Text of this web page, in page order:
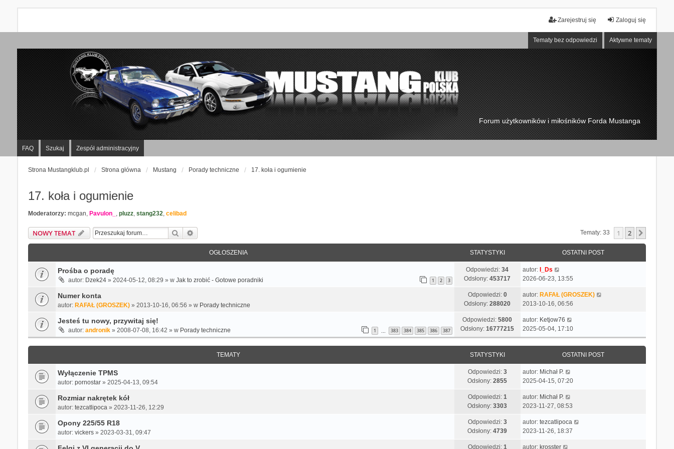
Zaloguj się
Zarejestruj się
Tematy bez odpowiedzi Aktywne tematy
Forum użytkowników i miłośników Forda Mustanga
FAQ Szukaj Zespół administracyjny
Strona Mustangklub.pl Strona główna Mustang Porady techniczne 17. koła i ogumienie
17. koła i ogumienie
Moderatorzy: mcgan, Pavulon_ , pluzz, stang232, celibad
NOWY TEMAT Szukaj Tematy: 33 1 2
OGŁOSZENIA STATYSTYKI OSTATNI POST
Prośba o poradę
autor: Dzek24» 2024-05-12, 08:29 » w Jak to zrobić - Gotowe poradniki 1 2 3
Odpowiedzi:34
Odsłony:453717
autor:
I_Ds
2026-06-23, 13:55
Numer konta
autor: RAFAŁ (GROSZEK)» 2013-10-16, 06:56 » w Porady techniczne
Odpowiedzi: 0
Odsłony:288020
autor: RAFAŁ (GROSZEK)
2013-10-16, 06:56
Jesteś tu nowy, przywitaj się!
autor: andronik» 2008-07-08, 16:42 » w Porady techniczne 1 383 384 385 386 387
Odpowiedzi:5800
Odsłony:16777215
autor: Ketjow76
2025-05-04, 17:10
TEMATY STATYSTYKI OSTATNI POST
Wyłączenie TPMS
autor: pornostar» 2025-04-13, 09:54
Odpowiedzi: 3
Odsłony:2855
autor: Michał P.
2025-04-15, 07:20
Rozmiar nakrętek kół
autor: tezcatlipoca» 2023-11-26, 12:29
Odpowiedzi: 1
Odsłony:3303
autor: Michał P.
2023-11-27, 08:53
Opony 225/55 R18
autor: vickers» 2023-03-31, 09:47
Odpowiedzi: 3
Odsłony:4739
autor: tezcatlipoca
2023-11-26, 18:37
Odpowiedzi: 1
autor: krosster